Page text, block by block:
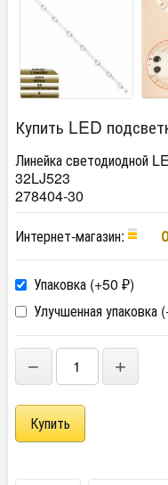
Купить LED
Линейка светодиодной
32LJ523
278404-30
Интернет-магазин:
Упаковка (+50 ₽)
Улучшенная упаковка
− +